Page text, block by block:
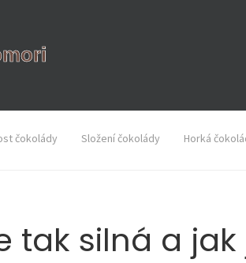
čokolády Složení čokolády Horká
tak silná a jak